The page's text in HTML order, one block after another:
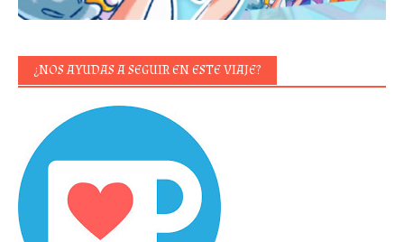
¿NOS AYUDAS A SEGUIR EN ESTE VIAJE?